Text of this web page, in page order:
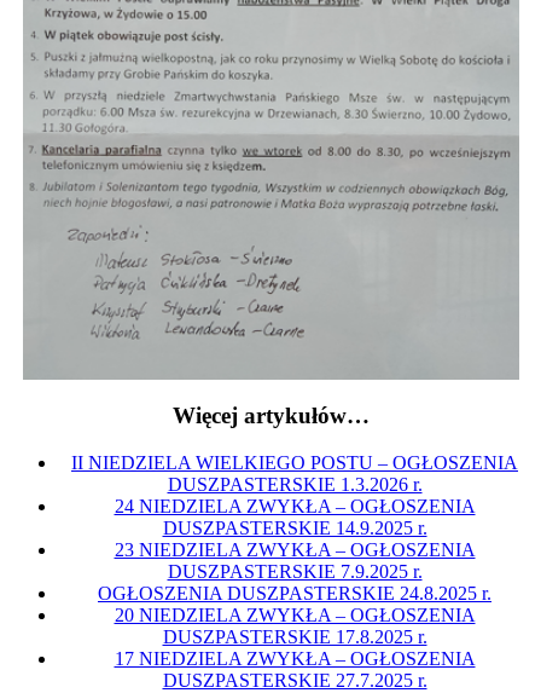
Więcej artykułów…
II NIEDZIELA WIELKIEGO POSTU – OGŁOSZENIA
DUSZPASTERSKIE 1.3.2026 r.
24 NIEDZIELA ZWYKŁA – OGŁOSZENIA
DUSZPASTERSKIE 14.9.2025 r.
23 NIEDZIELA ZWYKŁA – OGŁOSZENIA
DUSZPASTERSKIE 7.9.2025 r.
OGŁOSZENIA DUSZPASTERSKIE 24.8.2025 r.
20 NIEDZIELA ZWYKŁA – OGŁOSZENIA
DUSZPASTERSKIE 17.8.2025 r.
17 NIEDZIELA ZWYKŁA – OGŁOSZENIA
DUSZPASTERSKIE 27.7.2025 r.